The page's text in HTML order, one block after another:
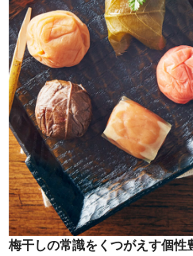
梅干しの常識をくつがえす個性